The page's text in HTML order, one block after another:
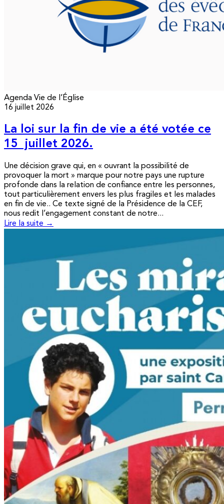
Agenda Vie de l’Église
16 juillet 2026
La loi sur la fin de vie a été votée ce
15 juillet 2026.
Une décision grave qui, en « ouvrant la possibilité de
provoquer la mort » marque pour notre pays une rupture
profonde dans la relation de confiance entre les personnes,
tout particulièrement envers les plus fragiles et les malades
en fin de vie.. Ce texte signé de la Présidence de la CEF,
nous redit l’engagement constant de notre...
Lire la suite →